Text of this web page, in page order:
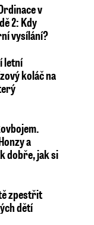
v
2: Kdy
vysílání?
letní
koláč na
a
dobře, jak si
zpestřit
dětí